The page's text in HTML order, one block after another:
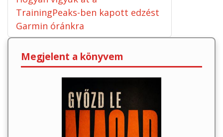
TrainingPeaks-ben kapott edzést
Garmin óránkra
Megjelent a könyvem